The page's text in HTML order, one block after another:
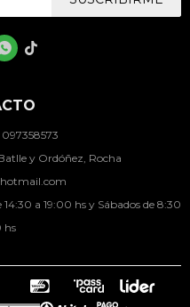
y Ordóñez, Rocha
a 19:00 hs y Sábados de 8:30
hs
